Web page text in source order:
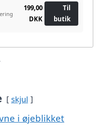
199,00
DKK
Til
butik
skjul
i øjeblikket